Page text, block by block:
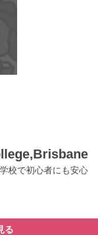
校で初心者にも安心
る